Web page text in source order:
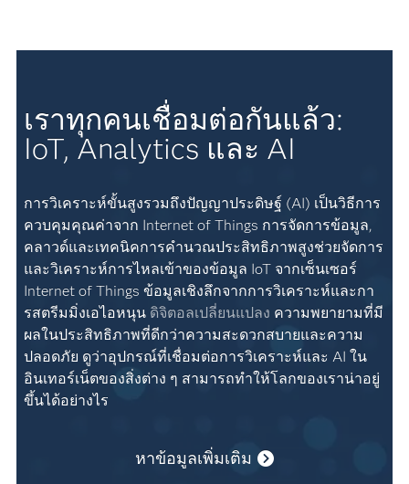
เราทุกคนเชื่อมต่อกันแล้ว:
IoT, Analytics และ AI
การวิเคราะห์ขั้นสูงรวมถึงปัญญาประดิษฐ์ (AI) เป็นวิธีการ
ควบคุมคุณค่าจาก Internet of Things การจัดการข้อมูล,
คลาวด์และเทคนิคการคำนวณประสิทธิภาพสูงช่วยจัดการ
และวิเคราะห์การไหลเข้าของข้อมูล IoT จากเซ็นเซอร์
Internet of Things ข้อมูลเชิงลึกจากการวิเคราะห์และกา
รสตรีมมิ่งเอไอหนุน ดิจิตอลเปลี่ยนแปลง ความพยายามที่มี
ผลในประสิทธิภาพที่ดีกว่าความสะดวกสบายและความ
ปลอดภัย ดูว่าอุปกรณ์ที่เชื่อมต่อการวิเคราะห์และ AI ใน
อินเทอร์เน็ตของสิ่งต่าง ๆ สามารถทำให้โลกของเราน่าอยู่
ขึ้นได้อย่างไร
หาข้อมูลเพิ่มเติม